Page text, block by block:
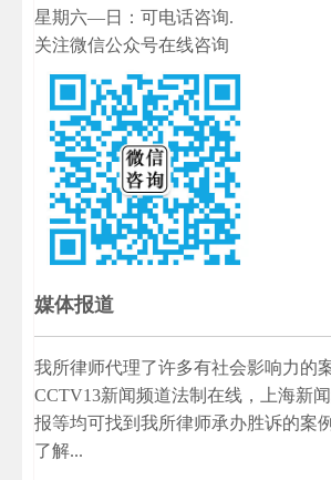
星期六—日：可电话咨询.
关注微信公众号在线咨询
媒体报道
我所律师代理了许多有社会影响力的
CCTV13新闻频道法制在线，上海新
报等均可找到我所律师承办胜诉的案
了解...